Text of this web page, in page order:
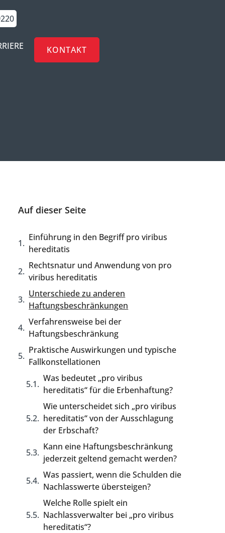
KONTAKT
Auf dieser Seite
Einführung in den Begriff pro viribus
hereditatis
Rechtsnatur und Anwendung von pro
viribus hereditatis
Unterschiede zu anderen
Haftungsbeschränkungen
Verfahrensweise bei der
Haftungsbeschränkung
Praktische Auswirkungen und typische
Fallkonstellationen
Was bedeutet „pro viribus
hereditatis“ für die Erbenhaftung?
Wie unterscheidet sich „pro viribus
hereditatis“ von der Ausschlagung
der Erbschaft?
Kann eine Haftungsbeschränkung
jederzeit geltend gemacht werden?
Was passiert, wenn die Schulden die
Nachlasswerte übersteigen?
Welche Rolle spielt ein
Nachlassverwalter bei „pro viribus
hereditatis“?